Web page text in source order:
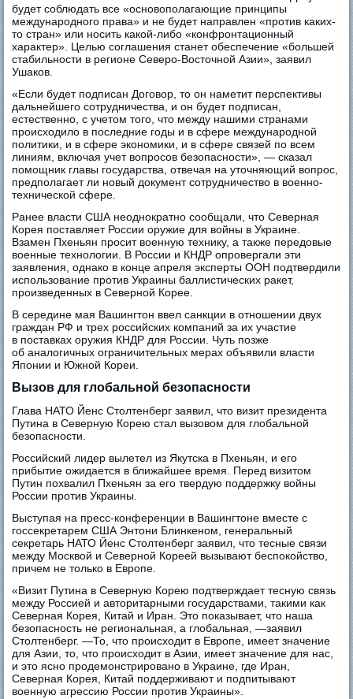
будет соблюдать все «основополагающие принципы
международного права» и не будет направлен «против каких-
то стран» или носить какой-либо «конфронтационный
характер». Целью соглашения станет обеспечение «большей
стабильности в регионе Северо-Восточной Азии», заявил
Ушаков.
«Если будет подписан Договор, то он наметит перспективы
дальнейшего сотрудничества, и он будет подписан,
естественно, с учетом того, что между нашими странами
происходило в последние годы и в сфере международной
политики, и в сфере экономики, и в сфере связей по всем
линиям, включая учет вопросов безопасности», — сказал
помощник главы государства, отвечая на уточняющий вопрос,
предполагает ли новый документ сотрудничество в военно-
технической сфере.
Ранее власти США неоднократно сообщали, что Северная
Корея поставляет России оружие для войны в Украине.
Взамен Пхеньян просит военную технику, а также передовые
военные технологии. В России и КНДР опровергали эти
заявления, однако в конце апреля эксперты ООН подтвердили
использование против Украины баллистических ракет,
произведенных в Северной Корее.
В середине мая Вашингтон ввел санкции в отношении двух
граждан РФ и трех российских компаний за их участие
в поставках оружия КНДР для России. Чуть позже
об аналогичных ограничительных мерах объявили власти
Японии и Южной Кореи.
Вызов для глобальной безопасности
Глава НАТО Йенс Столтенберг заявил, что визит президента
Путина в Северную Корею стал вызовом для глобальной
безопасности.
Российский лидер вылетел из Якутска в Пхеньян, и его
прибытие ожидается в ближайшее время. Перед визитом
Путин похвалил Пхеньян за его твердую поддержку войны
России против Украины.
Выступая на пресс-конференции в Вашингтоне вместе с
госсекретарем США Энтони Блинкеном, генеральный
секретарь НАТО Йенс Столтенберг заявил, что тесные связи
между Москвой и Северной Кореей вызывают беспокойство,
причем не только в Европе.
«Визит Путина в Северную Корею подтверждает тесную связь
между Россией и авторитарными государствами, такими как
Северная Корея, Китай и Иран. Это показывает, что наша
безопасность не региональная, а глобальная, —заявил
Столтенберг. —То, что происходит в Европе, имеет значение
для Азии, то, что происходит в Азии, имеет значение для нас,
и это ясно продемонстрировано в Украине, где Иран,
Северная Корея, Китай поддерживают и подпитывают
военную агрессию России против Украины».